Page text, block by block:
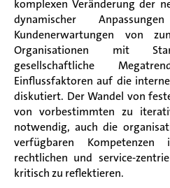
komplexen Veränderung der
dynamischer
Kundenerwartungen von
Organisationen mit
gesellschaftliche
Einflussfaktoren auf die
diskutiert. Der Wandel von
von vorbestimmten zu
notwendig, auch die
verfügbaren
rechtlichen und service-
kritisch zu reflektieren.